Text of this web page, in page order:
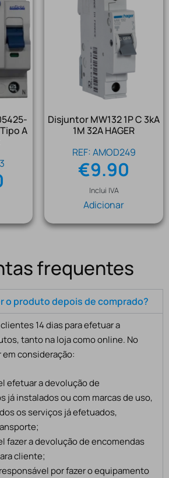
A
Disjuntor MW132 1P C 3kA
1M 32A HAGER
REF: AMOD249
€9.90
Inclui IVA
Adicionar
frequentes
o produto depois de comprado?
14 dias para efetuar a
tanto na loja como online. No
consideração:
efetuar a devolução de
já instalados ou com marcas de uso,
os serviços já efetuados,
fazer a devolução de encomendas
cliente;
por fazer o equipamento